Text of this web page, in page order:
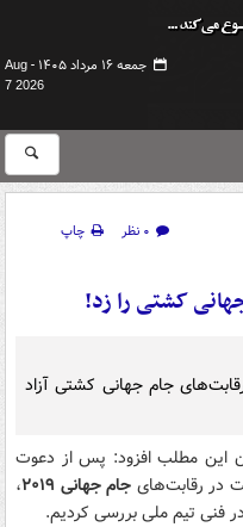
جمعه ۱۶ مرداد ۱۴۰۵ -
Aug
7 2026
۰ نظر
چاپ
کشتی را زد!
جام جهانی کشتی آزاد
این مطلب افزود: پس از دعوت
در رقابت‌های جام جهانی ۲۰۱۹
،
فنی تیم ملی بررسی کردیم.